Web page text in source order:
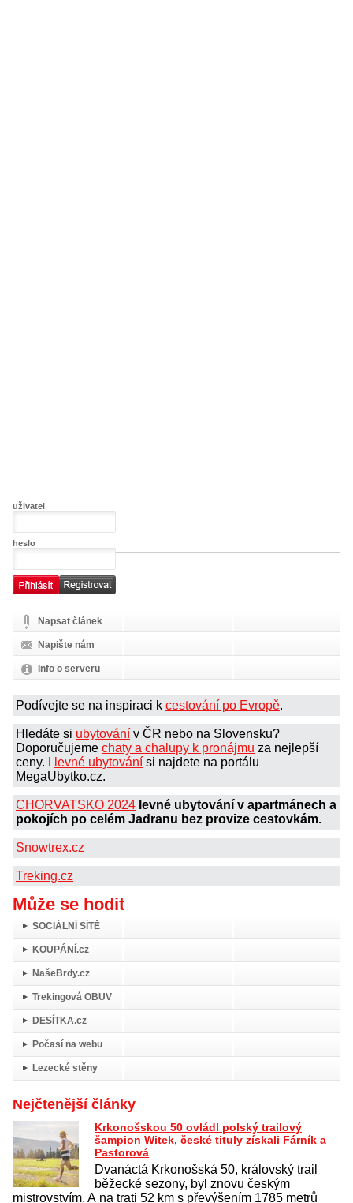
uživatel
heslo
Napsat článek
Napište nám
Info o serveru
Podívejte se na inspiraci k cestování po Evropě.
Hledáte si ubytování v ČR nebo na Slovensku?
Doporučujeme chaty a chalupy k pronájmu za nejlepší
ceny. I
levné ubytování si najdete na portálu
MegaUbytko.cz.
CHORVATSKO 2024 levné ubytování v apartmánech a
pokojích po celém Jadranu bez provize cestovkám.
Snowtrex.cz
Treking.cz
Může se hodit
SOCIÁLNÍ SÍTĚ
KOUPÁNÍ.cz
NašeBrdy.cz
Trekingová OBUV
DESÍTKA.cz
Počasí na webu
Lezecké stěny
Nejčtenější články
Krkonošskou 50 ovládl polský trailový
šampion Witek, české tituly získali Fárník a
Pastorová
Dvanáctá Krkonošská 50, královský trail
běžecké sezony, byl znovu českým
mistrovstvím. A na trati 52 km s převýšením 1785 metrů